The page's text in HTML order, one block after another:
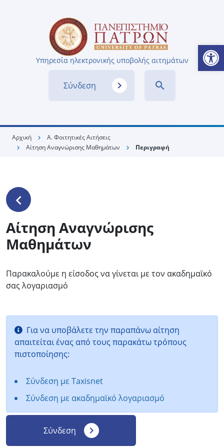
Υπηρεσία ηλεκτρονικής υποβολής αιτημάτων
search
Σύνδεση navigate_next
Αρχική chevron_right Α. Φοιτητικές Αιτήσεις
chevron_right Αίτηση Αναγνώρισης Μαθημάτων chevron_right Περιγραφή
keyboard_arrow_left
Αίτηση Αναγνώρισης
Μαθημάτων
Παρακαλούμε η είσοδος να γίνεται με τον ακαδημαϊκό
σας λογαριασμό
Για να υποβάλετε την παραπάνω αίτηση
απαιτείται ένας από τους παρακάτω τρόπους
πιστοποίησης:
Σύνδεση με Taxisnet
Σύνδεση με ακαδημαϊκό λογαριασμό
Σύνδεση navigate_next